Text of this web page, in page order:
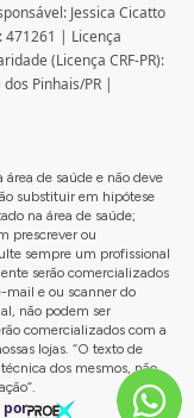
Jessica Cicatto
471261 | Licença
(Licença CRF-PR):
Pinhais/PR |
de saúde e não deve
substituir em hipótese
na área de saúde;
prescrever ou
sempre um profissional
serão comercializados
mail e ou scanner do
não podem ser
comercializados com a
lojas. “O texto de
dos mesmos, não
por